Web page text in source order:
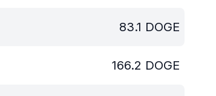
83.1 DOGE
166.2 DOGE